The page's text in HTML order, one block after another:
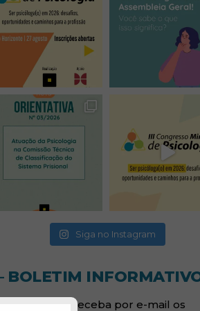
(abre em nova janela)
Siga no Instagram(abre em
BOLETIM
Assine e receba por e-mail os